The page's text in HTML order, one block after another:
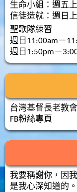
生命小組：週五
信徒造就：週日
聖歌隊練習
週日11:00am－
週日1:50pm－
台灣基督長老教
FB粉絲專頁
我要稱謝你，因
是我心深知道的。